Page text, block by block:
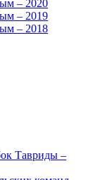
– 2020
– 2019
– 2018
Тавриды –